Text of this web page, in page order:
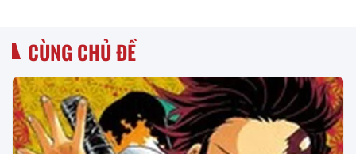
CÙNG CHỦ ĐỀ